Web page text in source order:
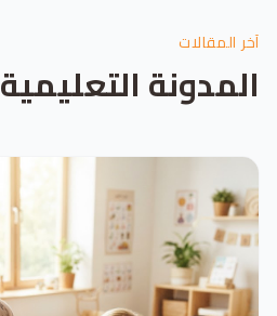
آخر المقالات
المدونة التعليمية